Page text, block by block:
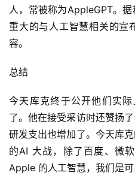
人，常被称为AppleGPT。
重大的与人工智慧相关的宣
容。
总结
今天库克终于公开他们实
了。他在接受采访时还赞扬
研发支出也增加了。今天库
的AI 大战，除了百度、微
Apple 的人工智慧，我们是可